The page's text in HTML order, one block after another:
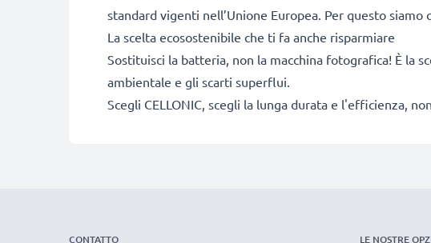
standard vigenti nell’Unione Europea. Per questo
La scelta ecosostenibile che ti fa anche risparmiare
Sostituisci la batteria, non la macchina fotografica! È la
ambientale e gli scarti superflui.
Scegli CELLONIC, scegli la lunga durata e l'efficienza,
CONTATTO LE NOSTRE